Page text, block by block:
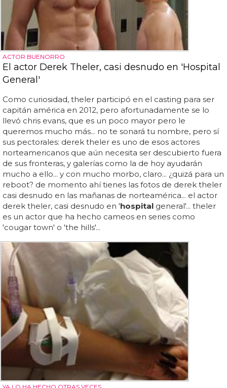
ACTOR BUENORRO
El actor Derek Theler, casi desnudo en 'Hospital
General'
Como curiosidad, theler participó en el casting para ser
capitán américa en 2012, pero afortunadamente se lo
llevó chris evans, que es un poco mayor pero le
queremos mucho más... no te sonará tu nombre, pero sí
sus pectorales: derek theler es uno de esos actores
norteamericanos que aún necesita ser descubierto fuera
de sus fronteras, y galerías como la de hoy ayudarán
mucho a ello... y con mucho morbo, claro... ¿quizá para un
reboot? de momento ahí tienes las fotos de derek theler
casi desnudo en las mañanas de norteamérica... el actor
derek theler, casi desnudo en 'hospital general'... theler
es un actor que ha hecho cameos en series como
'cougar town' o 'the hills'...